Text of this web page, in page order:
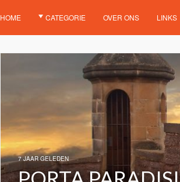
HOME CATEGORIE OVER ONS LINKS
7 JAAR GELEDEN